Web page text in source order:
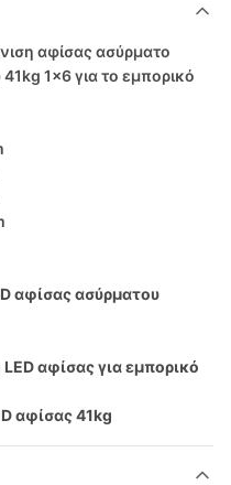
αφίσας ασύρματο
1x6 για το εμπορικό
αφίσας ασύρματου
αφίσας για εμπορικό
αφίσας 41kg